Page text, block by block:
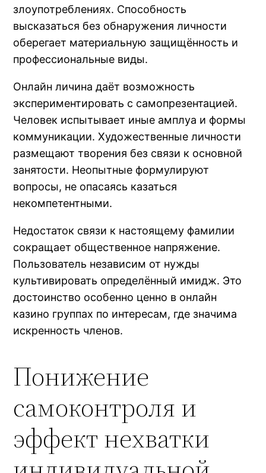
злоупотреблениях. Способность
высказаться без обнаружения личности
оберегает материальную защищённость и
профессиональные виды.
Онлайн личина даёт возможность
экспериментировать с самопрезентацией.
Человек испытывает иные амплуа и формы
коммуникации. Художественные личности
размещают творения без связи к основной
занятости. Неопытные формулируют
вопросы, не опасаясь казаться
некомпетентными.
Недостаток связи к настоящему фамилии
сокращает общественное напряжение.
Пользователь независим от нужды
культивировать определённый имидж. Это
достоинство особенно ценно в онлайн
казино группах по интересам, где значима
искренность членов.
Понижение
самоконтроля и
эффект нехватки